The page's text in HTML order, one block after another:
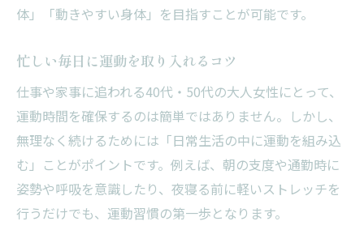
体」「動きやすい身体」を目指すことが可能です。
忙しい毎日に運動を取り入れるコツ
仕事や家事に追われる40代・50代の大人女性にとって、
運動時間を確保するのは簡単ではありません。しかし、
無理なく続けるためには「日常生活の中に運動を組み込
む」ことがポイントです。例えば、朝の支度や通勤時に
姿勢や呼吸を意識したり、夜寝る前に軽いストレッチを
行うだけでも、運動習慣の第一歩となります。